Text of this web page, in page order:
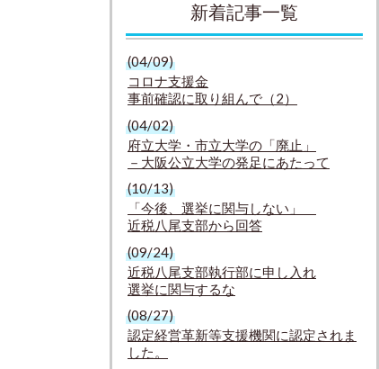
新着記事一覧
(04/09)
コロナ支援金
事前確認に取り組んで（2）
(04/02)
府立大学・市立大学の「廃止」
－大阪公立大学の発足にあたって
(10/13)
「今後、選挙に関与しない」
近税八尾支部から回答
(09/24)
近税八尾支部執行部に申し入れ
選挙に関与するな
(08/27)
認定経営革新等支援機関に認定されま
した。